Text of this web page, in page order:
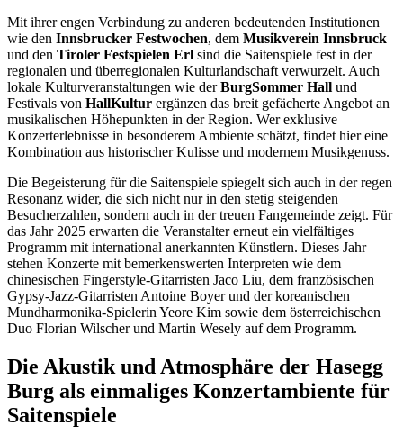
Mit ihrer engen Verbindung zu anderen bedeutenden Institutionen
wie den Innsbrucker Festwochen, dem Musikverein Innsbruck
und den Tiroler Festspielen Erl sind die Saitenspiele fest in der
regionalen und überregionalen Kulturlandschaft verwurzelt. Auch
lokale Kulturveranstaltungen wie derBurgSommer Hall und
Festivals von HallKultur ergänzen das breit gefächerte Angebot an
musikalischen Höhepunkten in der Region. Wer exklusive
Konzerterlebnisse in besonderem Ambiente schätzt, findet hier eine
Kombination aus historischer Kulisse und modernem Musikgenuss.
Die Begeisterung für die Saitenspiele spiegelt sich auch in der regen
Resonanz wider, die sich nicht nur in den stetig steigenden
Besucherzahlen, sondern auch in der treuen Fangemeinde zeigt. Für
das Jahr 2025 erwarten die Veranstalter erneut ein vielfältiges
Programm mit international anerkannten Künstlern. Dieses Jahr
stehen Konzerte mit bemerkenswerten Interpreten wie dem
chinesischen Fingerstyle-Gitarristen Jaco Liu, dem französischen
Gypsy-Jazz-Gitarristen Antoine Boyer und der koreanischen
Mundharmonika-Spielerin Yeore Kim sowie dem österreichischen
Duo Florian Wilscher und Martin Wesely auf dem Programm.
Die Akustik und Atmosphäre der Hasegg
Burg als einmaliges Konzertambiente für
Saitenspiele